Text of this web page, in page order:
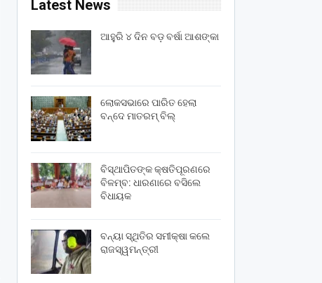
Latest News
ଆହୁରି ୪ ଦିନ ବଡ଼ ବର୍ଷା ଆଶଙ୍କା
ଲୋକସଭାରେ ପାରିତ ହେଲା
ବନ୍ଦେ ମାତରମ୍‌ ବିଲ୍‌
ବିସ୍ଥାପିତଙ୍କ କ୍ଷତିପୂରଣରେ
ବିଳମ୍ବ: ଧାରଣାରେ ବସିଲେ
ବିଧାୟକ
ବନ୍ୟା ସ୍ଥିତିର ସମୀକ୍ଷା କଲେ
ରାଜସ୍ୱମନ୍ତ୍ରୀ